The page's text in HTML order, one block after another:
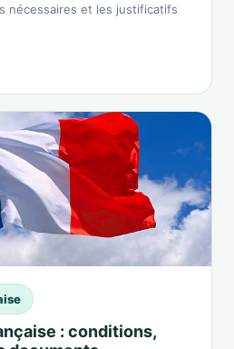
nécessaires et les justificatifs
: conditions,